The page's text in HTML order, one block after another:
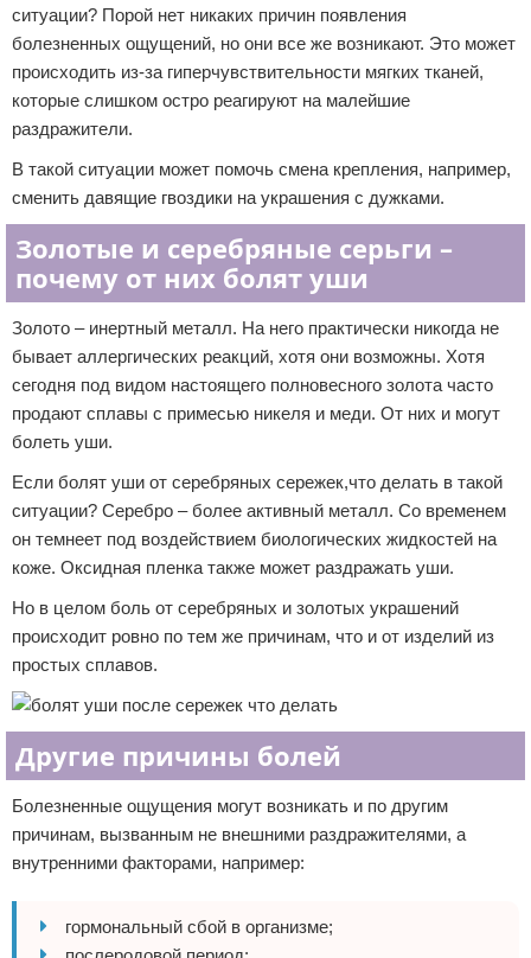
ситуации? Порой нет никаких причин появления
болезненных ощущений, но они все же возникают. Это может
происходить из-за гиперчувствительности мягких тканей,
которые слишком остро реагируют на малейшие
раздражители.
В такой ситуации может помочь смена крепления, например,
сменить давящие гвоздики на украшения с дужками.
Золотые и серебряные серьги –
почему от них болят уши
Золото – инертный металл. На него практически никогда не
бывает аллергических реакций, хотя они возможны. Хотя
сегодня под видом настоящего полновесного золота часто
продают сплавы с примесью никеля и меди. От них и могут
болеть уши.
Если болят уши от серебряных сережек,что делать в такой
ситуации? Серебро – более активный металл. Со временем
он темнеет под воздействием биологических жидкостей на
коже. Оксидная пленка также может раздражать уши.
Но в целом боль от серебряных и золотых украшений
происходит ровно по тем же причинам, что и от изделий из
простых сплавов.
Другие причины болей
Болезненные ощущения могут возникать и по другим
причинам, вызванным не внешними раздражителями, а
внутренними факторами, например:
гормональный сбой в организме;